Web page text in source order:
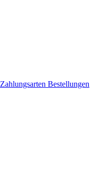
Zahlungsarten Bestellungen